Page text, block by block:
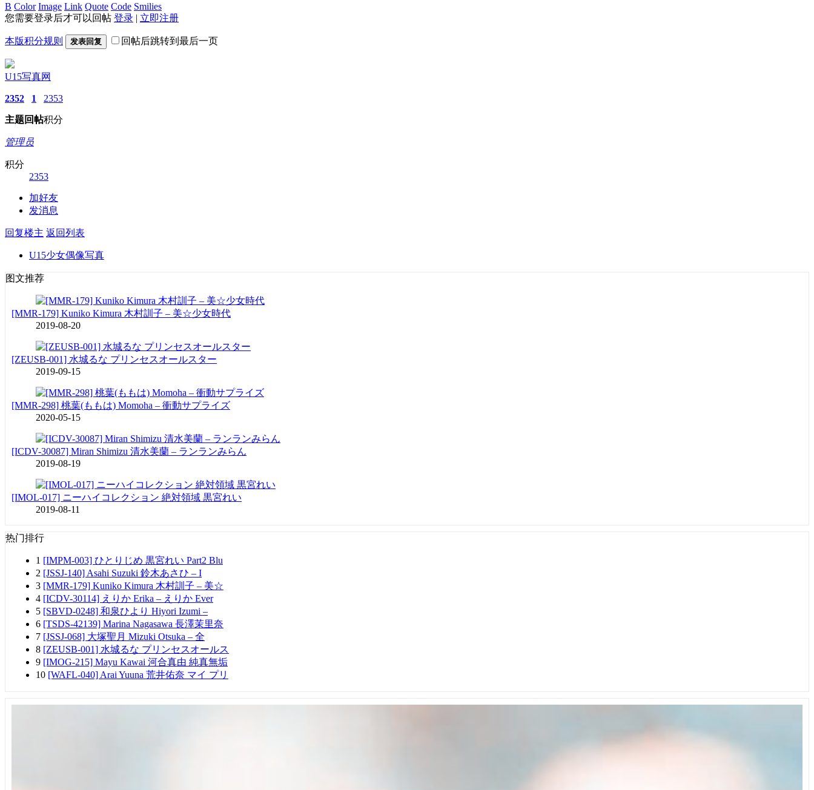
B Color Image Link Quote Code Smilies
您需要登录后才可以回帖 登录 | 立即注册
本版积分规则 发表回复 回帖后跳转到最后一页
U15写真网
2352
主题
1
回帖
2353
积分
管理员
积分
2353
加好友
发消息
回复楼主 返回列表
U15少女偶像写真
图文推荐
[MMR-179] Kuniko Kimura 木村訓子 – 美☆少女時代
2019-08-20
[ZEUSB-001] 水城るな プリンセスオールスター
2019-09-15
[MMR-298] 桃葉(ももは) Momoha – 衝動サプライズ
2020-05-15
[ICDV-30087] Miran Shimizu 清水美蘭 – ランランみらん
2019-08-19
[IMOL-017] ニーハイコレクション 絶対領域 黒宮れい
2019-08-11
热门排行
1 [IMPM-003] ひとりじめ 黒宮れい Part2 Blu
2 [JSSJ-140] Asahi Suzuki 鈴木あさひ – I
3 [MMR-179] Kuniko Kimura 木村訓子 – 美☆
4 [ICDV-30114] えりか Erika – えりか Ever
5 [SBVD-0248] 和泉ひより Hiyori Izumi –
6 [TSDS-42139] Marina Nagasawa 長澤茉里奈
7 [JSSJ-068] 大塚聖月 Mizuki Otsuka – 全
8 [ZEUSB-001] 水城るな プリンセスオールス
9 [IMOG-215] Mayu Kawai 河合真由 純真無垢
10 [WAFL-040] Arai Yuuna 荒井佑奈 マイ プリ